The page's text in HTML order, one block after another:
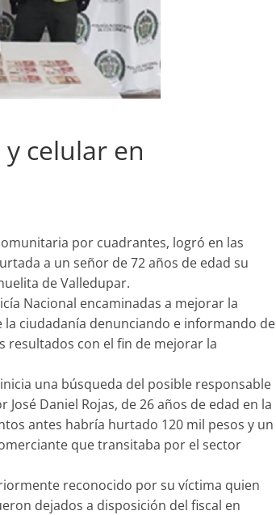
celular en
por cuadrantes, logró en las
a un señor de 72 años de edad su
de Valledupar.
Nacional encaminadas a mejorar la
ciudadanía denunciando e informando de
resultados con el fin de mejorar la
una búsqueda del posible responsable
Daniel Rojas, de 26 años de edad en la
antes habría hurtado 120 mil pesos y un
que transitaba por el sector
reconocido por su víctima quien
dejados a disposición del fiscal en